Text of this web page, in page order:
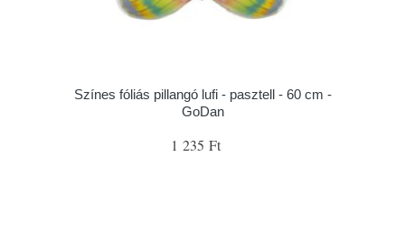
Színes fóliás pillangó lufi - pasztell - 60 cm -
GoDan
1 235 Ft